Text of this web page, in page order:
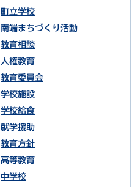
町立学校
南端まちづくり活動
教育相談
人権教育
教育委員会
学校施設
学校給食
就学援助
教育方針
高等教育
中学校